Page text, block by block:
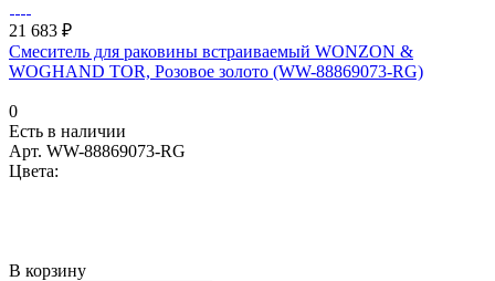
21 683 ₽
Смеситель для раковины встраиваемый WONZON &
WOGHAND TOR, Розовое золото (WW-88869073-RG)
0
Есть в наличии
Арт. WW-88869073-RG
Цвета:
В корзину